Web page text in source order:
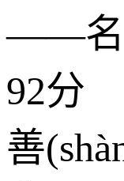
——名
92分
善